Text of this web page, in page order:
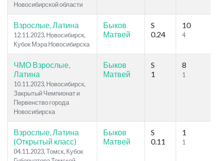
Новосибирской области
Взрослые, Латина
12.11.2023, Новосибирск,
Кубок Мэра Новосибирска
Быков
Матвей
S
0.24
10
4
ЧМО Взрослые,
Латина
10.11.2023, Новосибирск,
Закрытый Чемпионат и
Первенство города
Новосибирска
Быков
Матвей
S
1
8
1
Взрослые, Латина
(Открытый класс)
04.11.2023, Томск, Кубок
Быков
Матвей
S
0.11
1
1